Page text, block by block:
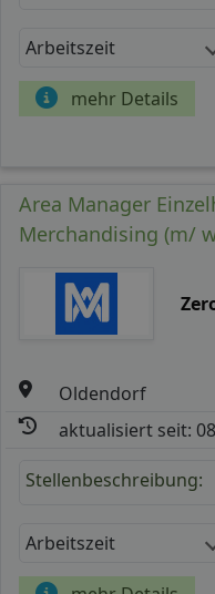
Arbeitszeit
mehr Details
Area Manager
Merchandising (m/
Oldendorf
aktualisiert seit:
Stellenbeschreibung:
Arbeitszeit